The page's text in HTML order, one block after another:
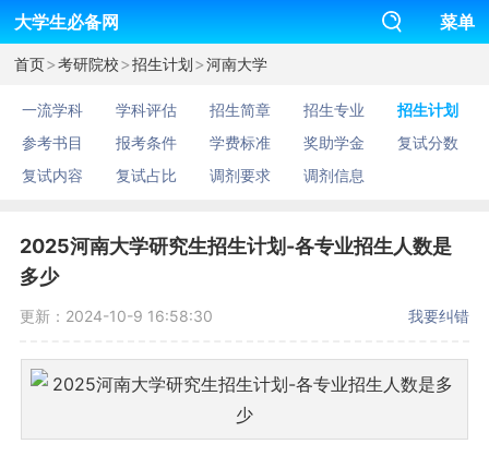
大学生必备网 菜单
首页>考研院校>招生计划>河南大学
一流学科 学科评估 招生简章 招生专业
招生计划
参考书目
报考条件 学费标准 奖助学金
复试分数
复试内容
复试占比 调剂要求 调剂信息
2025河南大学研究生招生计划-各专业招生人数是
多少
更新：2024-10-9 16:58:30 我要纠错